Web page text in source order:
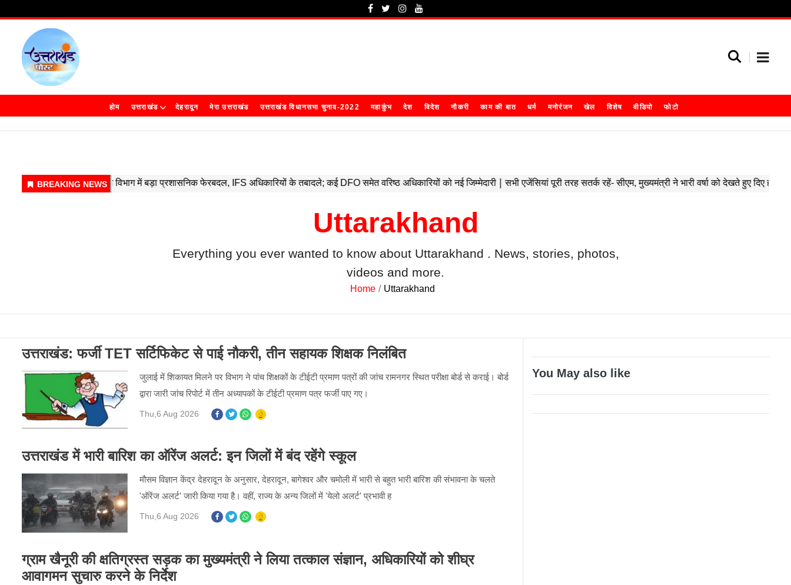
होम उत्तराखंड देहरादून मेरा उत्तराखंड उत्तराखंड विधानसभा चुनाव-2022 महाकुंभ देश विदेश नौकरी काम की बात धर्म मनोरंजन खेल विशेष वीडियो फोटो
Uttarakhand
Everything you ever wanted to know aboutUttarakhand . News, stories, photos,
videos and more.
Home Uttarakhand
उत्तराखंड: फर्जी TET सर्टिफिकेट से पाई नौकरी, तीन सहायक शिक्षक निलंबित
जुलाई में शिकायत मिलने पर विभाग ने पांच शिक्षकों के टीईटी प्रमाण पत्रों की जांच रामनगर स्थित परीक्षा बोर्ड से कराई। बोर्ड
द्वारा जारी जांच रिपोर्ट में तीन अध्यापकों के टीईटी प्रमाण पत्र फर्जी पाए गए।
Thu,6 Aug 2026
उत्तराखंड में भारी बारिश का ऑरेंज अलर्ट: इन जिलों में बंद रहेंगे स्कूल
मौसम विज्ञान केंद्र देहरादून के अनुसार, देहरादून, बागेश्वर और चमोली में भारी से बहुत भारी बारिश की संभावना के चलते
'ऑरेंज अलर्ट' जारी किया गया है। वहीं, राज्य के अन्य जिलों में 'येलो अलर्ट' प्रभावी ह
Thu,6 Aug 2026
ग्राम खैनूरी की क्षतिग्रस्त सड़क का मुख्यमंत्री ने लिया तत्काल संज्ञान, अधिकारियों को शीघ्र
आवागमन सुचारु करने के निर्देश
You May also like